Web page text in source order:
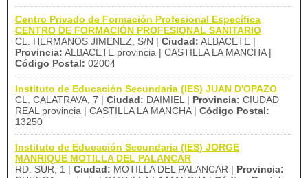
Centro Privado de Formación Profesional Específica
CENTRO DE FORMACIÓN PROFESIONAL SANITARIO
CL. HERMANOS JIMENEZ, S/N | Ciudad: ALBACETE |
Provincia: ALBACETE provincia | CASTILLA LA MANCHA |
Código Postal: 02004
Instituto de Educación Secundaria (IES) JUAN D'OPAZO
CL. CALATRAVA, 7 | Ciudad: DAIMIEL | Provincia: CIUDAD
REAL provincia | CASTILLA LA MANCHA | Código Postal:
13250
Instituto de Educación Secundaria (IES) JORGE
MANRIQUE MOTILLA DEL PALANCAR
RD. SUR, 1 | Ciudad: MOTILLA DEL PALANCAR | Provincia: